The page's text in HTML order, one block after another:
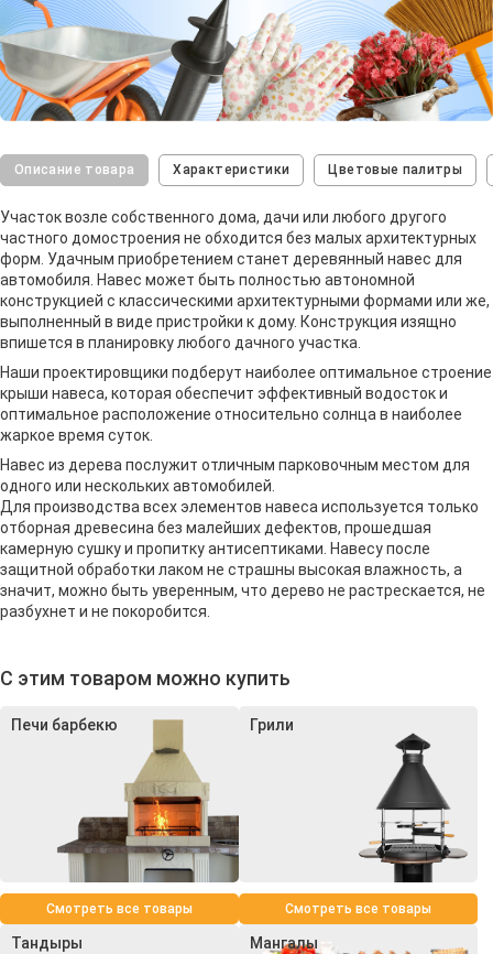
Описание товара Характеристики Цветовые палитры
Участок возле собственного дома, дачи или любого другого
частного домостроения не обходится без малых архитектурных
форм. Удачным приобретением станет деревянный навес для
автомобиля. Навес может быть полностью автономной
конструкцией с классическими архитектурными формами или же,
выполненный в виде пристройки к дому. Конструкция изящно
впишется в планировку любого дачного участка.
Наши проектировщики подберут наиболее оптимальное строение
крыши навеса, которая обеспечит эффективный водосток и
оптимальное расположение относительно солнца в наиболее
жаркое время суток.
Навес из дерева послужит отличным парковочным местом для
одного или нескольких автомобилей.
Для производства всех элементов навеса используется только
отборная древесина без малейших дефектов, прошедшая
камерную сушку и пропитку антисептиками. Навесу после
защитной обработки лаком не страшны высокая влажность, а
значит, можно быть уверенным, что дерево не растрескается, не
разбухнет и не покоробится.
С этим товаром можно купить
Печи барбекю
Смотреть все товары
Грили
Смотреть все товары
Тандыры Мангалы